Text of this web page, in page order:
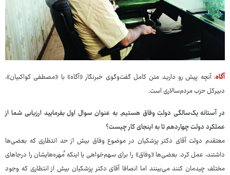
آگاه: آنچه پیش رو دارید متن کامل گفت‌وگوی خبرنگار «آگاه» با «مصطفی کواکبیان»،
دبیرکل حزب مردم‌سالاری است.
در آستانه یک‌سالگی دولتِ وفاق هستیم. به عنوان سوال اول بفرمایید ارزیابی شما از
عملکرد دولت چهاردهم تا به اینجای کار چیست؟
معتقدم دولت آقای دکتر پزشکیان در موضوع وفاق بیش از حد انتظاری که بعضی‌ها
داشتند، عمل کرد. بعضی‌ها «وفاق» را برای سهم‌خواهی یا اینکه مُهره‌هایشان را درجاهای
مختلف چیدمان کنند می‌بینند اما انصافا آقای دکتر پزشکیان بیش از انتظاری که وجود